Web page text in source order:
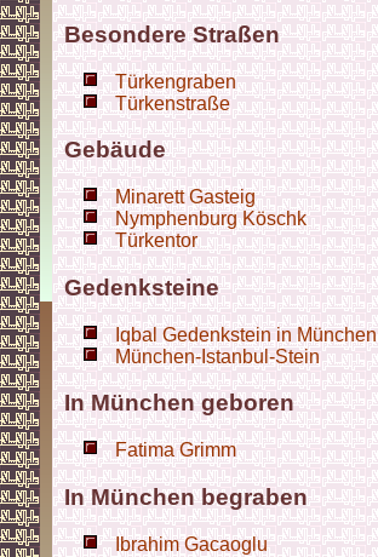
Besondere Straßen
Türkengraben
Türkenstraße
Gebäude
Minarett Gasteig
Nymphenburg Köschk
Türkentor
Gedenksteine
Iqbal Gedenkstein in München
München-Istanbul-Stein
In München geboren
Fatima Grimm
In München begraben
Ibrahim Gacaoglu